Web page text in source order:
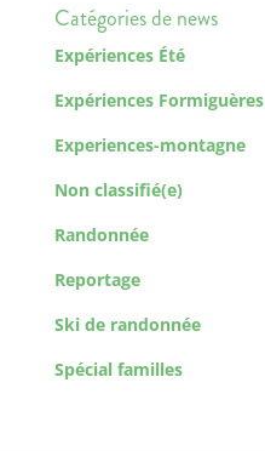
Catégories de news
Expériences Été
Expériences Formiguères
Experiences-montagne
Non classifié(e)
Randonnée
Reportage
Ski de randonnée
Spécial familles